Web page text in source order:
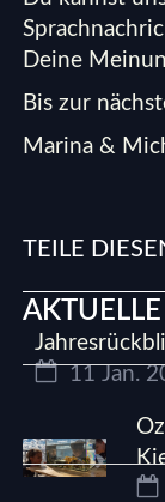
Deine
Bis zur
Marina &
TEILE
11 Jan.